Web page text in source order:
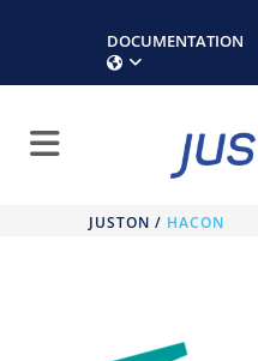
DOCUMENTATION
JUSTON / HACON